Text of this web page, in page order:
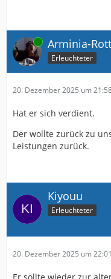
Online Arminia-
Erleuchteter
20. Dezember 2025 um
Hat er sich verdient.
Der wollte zurück zu
Leistungen zurück.
Kiyouu
Erleuchteter
20. Dezember 2025 um 22:01
Er sollte wieder zur